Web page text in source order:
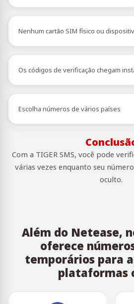
Nenhum cartão SIM físico ou
Os códigos de verificação chegam
Escolha números de vários países
Com a TIGER SMS, você pode
várias vezes enquanto seu
oculto.
Além do Netease,
oferece
temporários para
plataformas